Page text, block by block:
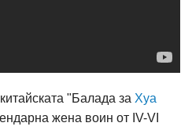
"Балада за Хуа
жена воин от IV-VI